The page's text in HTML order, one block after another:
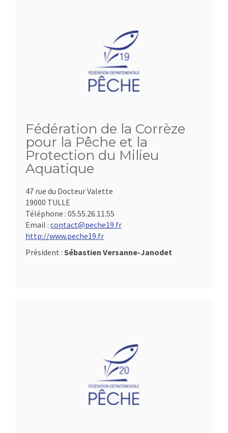
Fédération de la Corrèze
pour la Pêche et la
Protection du Milieu
Aquatique
47 rue du Docteur Valette
19000 TULLE
Téléphone : 05.55.26.11.55
Email : contact@peche19.fr
http://www.peche19.fr
Président : Sébastien Versanne-Janodet